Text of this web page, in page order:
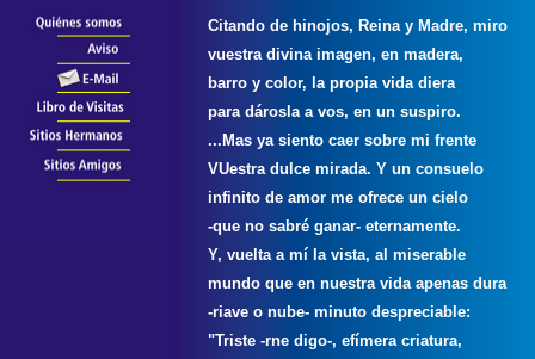
Citando de hinojos, Reina y Madre, miro
vuestra divina imagen, en madera,
barro y color, la propia vida diera
para dárosla a vos, en un suspiro.
...Mas ya siento caer sobre mi frente
VUestra dulce mirada. Y un consuelo
infinito de amor me ofrece un cielo
-que no sabré ganar- eternamente.
Y, vuelta a mí la vista, al miserable
mundo que en nuestra vida apenas dura
-riave o nube- minuto despreciable:
"Triste -rne digo-, efímera criatura,